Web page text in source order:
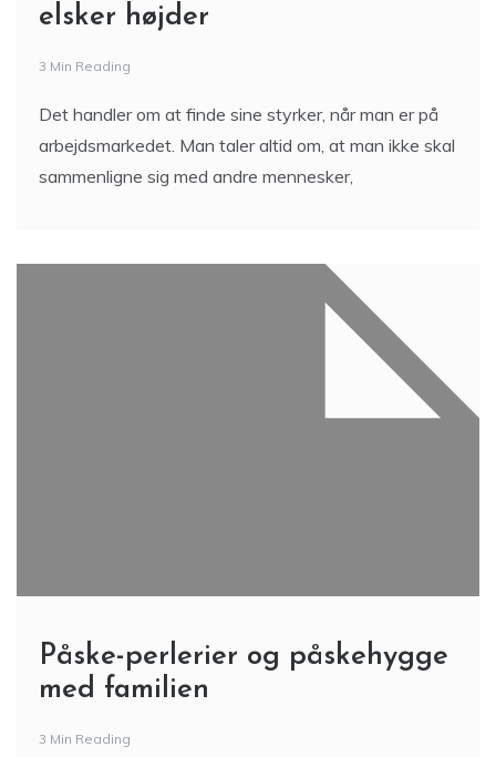
elsker højder
3 Min Reading
Det handler om at finde sine styrker, når man er på
arbejdsmarkedet. Man taler altid om, at man ikke skal
sammenligne sig med andre mennesker,
Påske-perlerier og påskehygge
med familien
3 Min Reading